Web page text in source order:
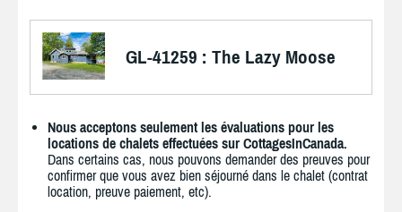
GL-41259 : The Lazy Moose
Nous acceptons seulement les évaluations pour les
locations de chalets effectuées sur CottagesInCanada.
Dans certains cas, nous pouvons demander des preuves pour
confirmer que vous avez bien séjourné dans le chalet (contrat
location, preuve paiement, etc).